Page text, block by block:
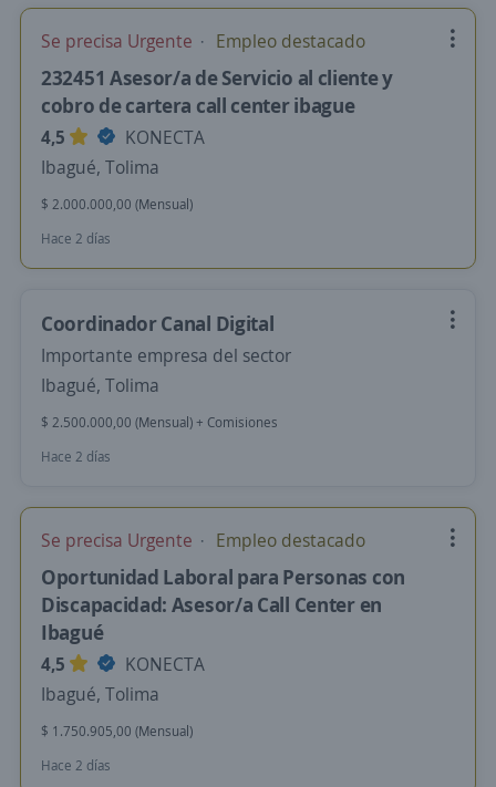
Se precisa Urgente Empleo destacado
232451 Asesor/a de Servicio al cliente y
cobro de cartera call center ibague
4,5
KONECTA
Ibagué, Tolima
$ 2.000.000,00 (Mensual)
Hace 2 días
Coordinador Canal Digital
Importante empresa del sector
Ibagué, Tolima
$ 2.500.000,00 (Mensual) + Comisiones
Hace 2 días
Se precisa Urgente Empleo destacado
Oportunidad Laboral para Personas con
Discapacidad: Asesor/a Call Center en
Ibagué
4,5
KONECTA
Ibagué, Tolima
$ 1.750.905,00 (Mensual)
Hace 2 días